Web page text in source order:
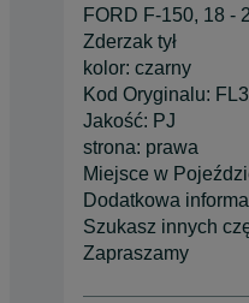
FORD F-150, 18 -
Zderzak tył
kolor: czarny
Kod Oryginalu:
Jakość: PJ
strona: prawa
Miejsce w
Dodatkowa
Szukasz innych
Zapraszamy